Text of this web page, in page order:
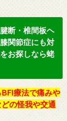
断・椎間板ヘ
関節症にも対
お探しなら蛯
療法で痛みや
の怪我や交通